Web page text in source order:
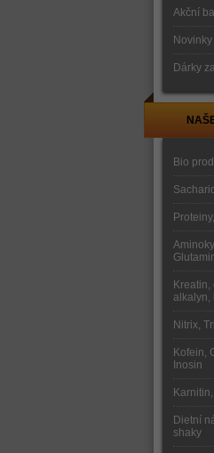
Akční
Novinky
Dárky
Bio
Kreatin,
alkalyn,
Nitrix,
Kofein,
Inosin
Dietní
shaky